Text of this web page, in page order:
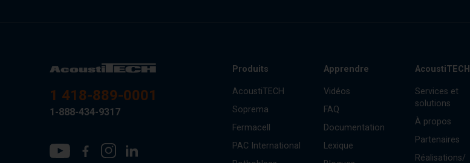
1 418-889-0001
1-888-434-9317
Produits
AcoustiTECH
Soprema
Fermacell
PAC International
Apprendre
Vidéos
FAQ
Documentation
Lexique
AcoustiTECH
Services et
solutions
À propos
Partenaires
Réalisations/